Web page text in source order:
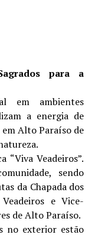
para a
em ambientes
a energia de
em Alto Paraíso de
Veadeiros”.
sendo
da Chapada dos
e Vice-
de Alto Paraíso.
no exterior estão